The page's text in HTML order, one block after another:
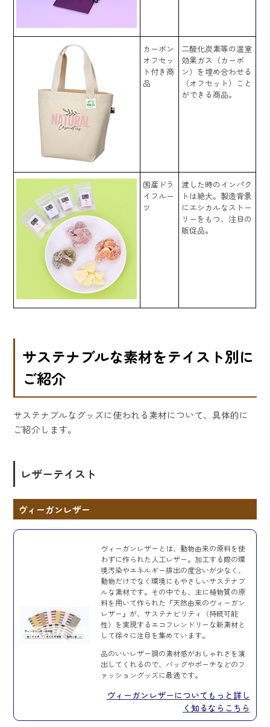
カーボン
オフセッ
ト付き商
品
二酸化炭素等の温室
効果ガス（カーボ
ン）を埋め合わせる
（オフセット）こと
ができる商品。
国産ドラ
イフルー
ツ
渡した時のインパク
トは絶大。製造背景
にエシカルなストー
リーをもつ、注目の
販促品。
サステナブルな素材をテイスト別に
ご紹介
サステナブルなグッズに使われる素材について、具体的に
ご紹介します。
レザーテイスト
ヴィーガンレザー
ヴィーガンレザーとは、動物由来の原料を使
わずに作られた人工レザー。加工する際の環
境汚染やエネルギー排出の度合いが少なく、
動物だけでなく環境にもやさしいサステナブ
ルな素材です。その中でも、主に植物質の原
料を用いて作られた『天然由来のヴィーガン
レザー』が、サステナビリティ（持続可能
性）を実現するエコフレンドリーな新素材と
して徐々に注目を集めています。
品のいいレザー調の素材感がおしゃれさを演
出してくれるので、バッグやポーチなどのフ
ァッショングッズに最適です。
ヴィーガンレザーについてもっと詳し
く知るならこちら